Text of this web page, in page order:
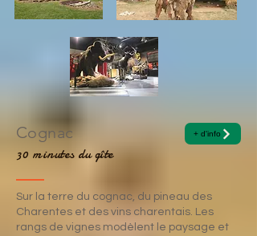
Cognac + d'info
30 minutes du gîte
Sur la terre du cognac, du pineau des
Charentes et des vins charentais. Les
rangs de vignes modèlent le paysage et